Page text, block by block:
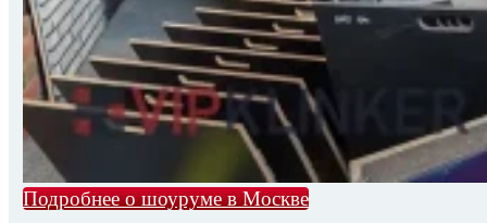
Подробнее о шоуруме в Москве